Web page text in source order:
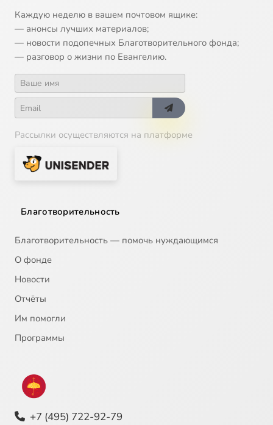
Каждую неделю в вашем почтовом ящике:
— анонсы лучших материалов;
— новости подопечных Благотворительного фонда;
— разговор о жизни по Евангелию.
Рассылки осуществляются на платформе
Благотворительность
Благотворительность — помочь нуждающимся
О фонде
Новости
Отчёты
Им помогли
Программы
+7 (495) 722-92-79